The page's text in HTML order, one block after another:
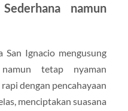
namun
San Ignacio mengusung
tetap nyaman
dengan pencahayaan
menciptakan suasana